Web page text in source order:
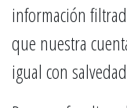
información
que nuestra
igual con